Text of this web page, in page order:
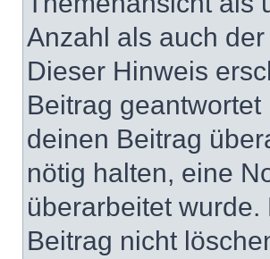
Anzahl als auch
Dieser Hinweis
Beitrag
deinen Beitrag
nötig halten, eine
überarbeitet
Beitrag nicht